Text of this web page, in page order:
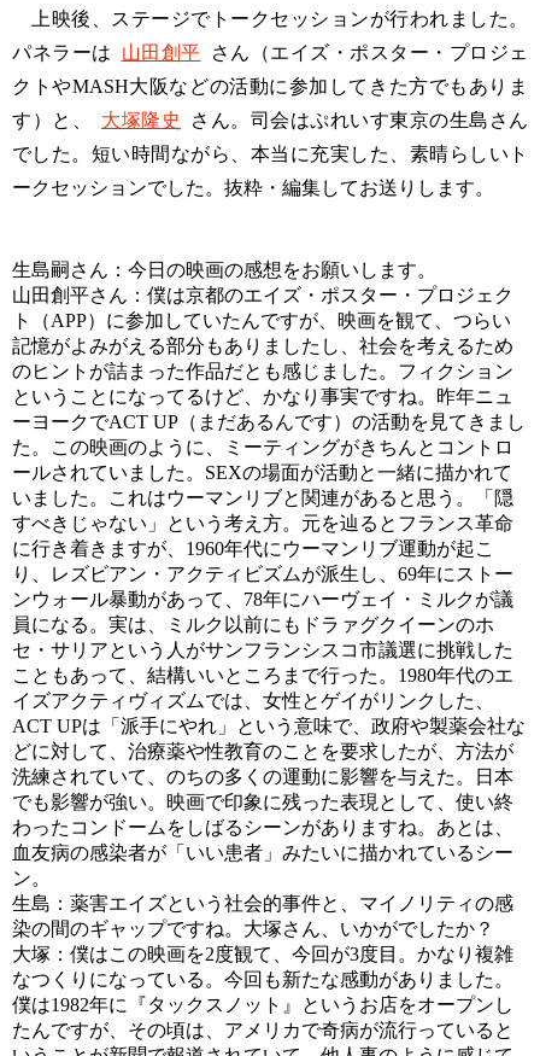
上映後、ステージでトークセッションが行われました。
パネラーは
山田創平
さん（エイズ・ポスター・プロジェ
クトやMASH大阪などの活動に参加してきた方でもありま
す）と、
大塚隆史
さん。司会はぷれいす東京の生島さん
でした。短い時間ながら、本当に充実した、素晴らしいト
ークセッションでした。抜粋・編集してお送りします。
生島嗣さん：今日の映画の感想をお願いします。
山田創平さん：僕は京都のエイズ・ポスター・プロジェク
ト（APP）に参加していたんですが、映画を観て、つらい
記憶がよみがえる部分もありましたし、社会を考えるため
のヒントが詰まった作品だとも感じました。フィクション
ということになってるけど、かなり事実ですね。昨年ニュ
ーヨークでACT UP（まだあるんです）の活動を見てきまし
た。この映画のように、ミーティングがきちんとコントロ
ールされていました。SEXの場面が活動と一緒に描かれて
いました。これはウーマンリブと関連があると思う。「隠
すべきじゃない」という考え方。元を辿るとフランス革命
に行き着きますが、1960年代にウーマンリブ運動が起こ
り、レズビアン・アクティビズムが派生し、69年にストー
ンウォール暴動があって、78年にハーヴェイ・ミルクが議
員になる。実は、ミルク以前にもドラァグクイーンのホ
セ・サリアという人がサンフランシスコ市議選に挑戦した
こともあって、結構いいところまで行った。1980年代のエ
イズアクティヴィズムでは、女性とゲイがリンクした、
ACT UPは「派手にやれ」という意味で、政府や製薬会社な
どに対して、治療薬や性教育のことを要求したが、方法が
洗練されていて、のちの多くの運動に影響を与えた。日本
でも影響が強い。映画で印象に残った表現として、使い終
わったコンドームをしばるシーンがありますね。あとは、
血友病の感染者が「いい患者」みたいに描かれているシー
ン。
生島：薬害エイズという社会的事件と、マイノリティの感
染の間のギャップですね。大塚さん、いかがでしたか？
大塚：僕はこの映画を2度観て、今回が3度目。かなり複雑
なつくりになっている。今回も新たな感動がありました。
僕は1982年に『タックスノット』というお店をオープンし
たんですが、その頃は、アメリカで奇病が流行っていると